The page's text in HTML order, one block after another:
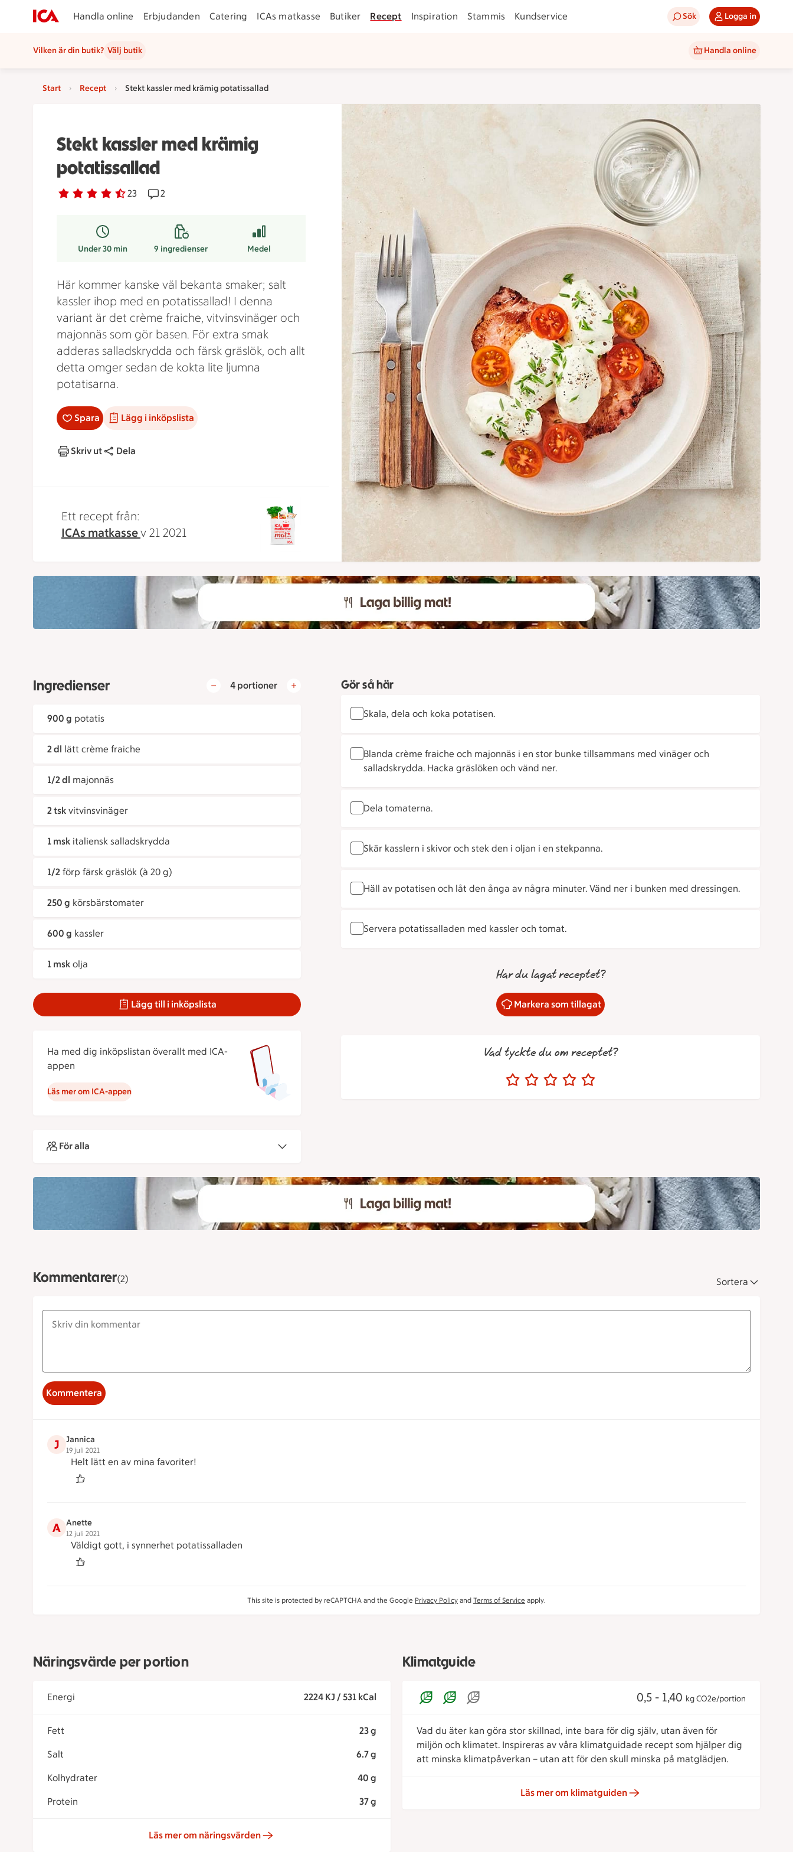
Handla online Erbjudanden Catering ICAs matkasse Butiker Recept Inspiration Stammis Kundservice Sök Logga in
Vilken är din butik? Välj butik Handla online
Start Recept Stekt kassler med krämig potatissallad
Stekt kassler med krämig
potatissallad
Betyg 4.1 av 5. 23
23 personer har röstatReceptet har 2 kommentarer
2
Under 30 min 9ingredienser Medel
Här kommer kanske väl bekanta smaker; salt
kassler ihop med en potatissallad! I denna
variant är det crème fraiche, vitvinsvinäger och
majonnäs som gör basen. För extra smak
adderas salladskrydda och färsk gräslök, och allt
detta omger sedan de kokta lite ljumna
potatisarna.
Spara Lägg i inköpslista
Skriv ut Dela
Ett recept från:
ICAs matkassev 21 2021
Ingredienser 4 portioner
900 g potatis
2 dl lätt crème fraiche
1/2 dl majonnäs
2 tsk vitvinsvinäger
1 msk italiensk salladskrydda
1/2 förp färsk gräslök (à 20 g)
250 g körsbärstomater
600 g kassler
1 msk olja
Lägg till i inköpslista
Ha med dig inköpslistan överallt med ICA-
appen
Läs mer om ICA-appen
För alla
Gör så här
Skala, dela och koka potatisen.
Blanda crème fraiche och majonnäs i en stor bunke tillsammans med vinäger och
salladskrydda. Hacka gräslöken och vänd ner.
Dela tomaterna.
Skär kasslern i skivor och stek den i oljan i en stekpanna.
Häll av potatisen och låt den ånga av några minuter. Vänd ner i bunken med dressingen.
Servera potatissalladen med kassler och tomat.
Har du lagat receptet?
Markera som tillagat
Vad tyckte du om receptet?
Kommentarer(2) Sortera
Kommentera
J Jannica
19 juli 2021
Helt lätt en av mina favoriter!
A Anette
12 juli 2021
Väldigt gott, i synnerhet potatissalladen
This site is protected by reCAPTCHA and the Google Privacy Policy and Terms of Service apply.
Näringsvärde per portion
Energi 2224 KJ / 531 kCal
Fett 23 g
Salt 6.7 g
Kolhydrater 40 g
Protein 37 g
Läs mer om näringsvärden
Klimatguide
0,5 - 1,40 kg CO2e/portion
Vad du äter kan göra stor skillnad, inte bara för dig själv, utan även för
miljön och klimatet. Inspireras av våra klimatguidade recept som hjälper dig
att minska klimatpåverkan – utan att för den skull minska på matglädjen.
Läs mer om klimatguiden